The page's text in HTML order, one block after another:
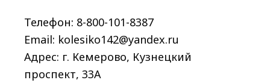
Телефон: 8-800-101-8387
Email: kolesiko142@yandex.ru
Адрес: г. Кемерово, Кузнецкий
проспект, 33A